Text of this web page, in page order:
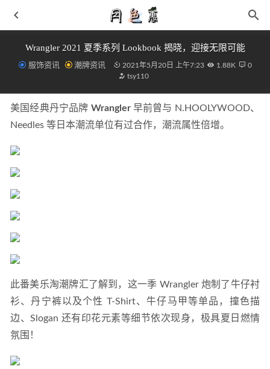
Wrangler 2021 夏季系列 Lookbook 揭晓，迎接无限可能
服饰资讯 潮牌资讯 2021年5月20日 上午7:23 1.88K
0
tsy110
美国经典丹宁品牌 Wrangler 早前曾与 N.HOOLYWOOD、
Needles 等日本潮流单位有过合作，潮流属性倍增。
此番美乐淘潮牌汇了解到，这一季 Wrangler 炮制了牛仔衬
衫、丹宁裤以及个性 T-Shirt、牛仔马甲等单品，撞色描
边、Slogan 还有印花元素等细节依次现身，极具夏日燃情
氛围！
01-12